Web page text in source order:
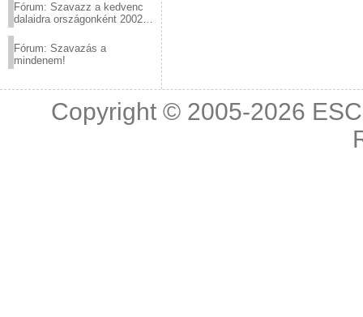
Fórum: Szavazz a kedvenc
dalaidra országonként 2002
Fórum: Szavazás a
mindenem!
Copyright © 2005-2026